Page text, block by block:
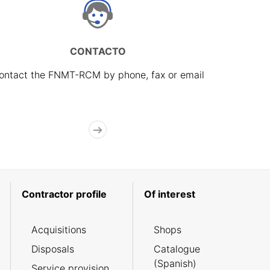
CONTACTO
the FNMT-RCM by phone, fax or email
Contractor profile
Acquisitions
Disposals
Of interest
Shops
Catalogue
(Spanish)